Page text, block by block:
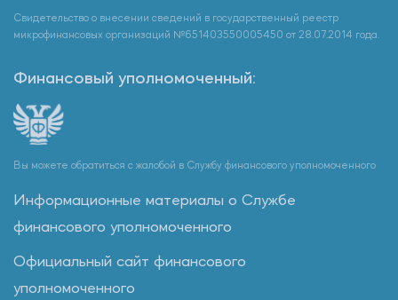
Свидетельство о внесении сведений в государственный реестр
микрофинансовых организаций №651403550005450 от 28.07.2014 года.
Финансовый уполномоченный:
Вы можете обратиться с жалобой в Службу финансового уполномоченного
Информационные материалы о Службе
финансового уполномоченного
Официальный сайт финансового
уполномоченного